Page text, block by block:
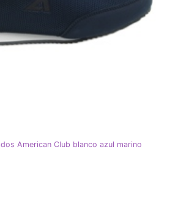
American Club blanco azul marino